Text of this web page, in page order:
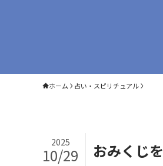
ホーム 占い・スピリチュアル
おみくじ
2025
10/29